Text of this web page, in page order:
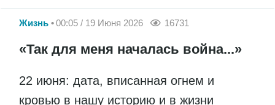
Жизнь 00:05 / 19 Июня 2026 16731
«Так для меня началась война...»
22 июня: дата, вписанная огнем и
кровью в нашу историю и в жизни